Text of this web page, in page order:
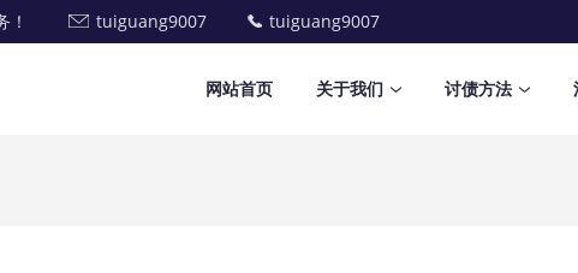
！ tuiguang9007 tuiguang9007
网站首页 关于我们 讨债方法